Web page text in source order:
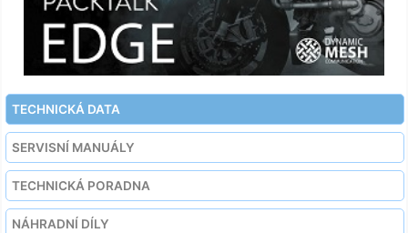
TECHNICKÁ DATA
SERVISNÍ MANUÁLY
TECHNICKÁ PORADNA
NÁHRADNÍ DÍLY